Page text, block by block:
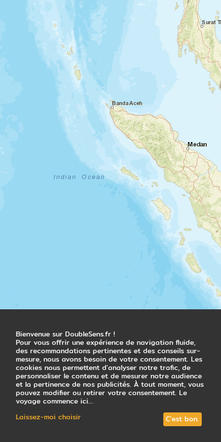
Découverte des temples de la plaine de
Bagan
Après le petit-déjeuner, flânerie au marché
très animé de Nyaung-U.
Visite des principaux temples et pagodes de
la première capitale de l’empire birman. Des
grottes, des monastères, ainsi que la visite
d’une fabrique de laque sont au programme.
En fin de journée, balade en calèche locale
parmi les temples anciens. Coucher de soleil
depuis un bateau privatisé sur le fleuve
Votre hébergement à Bagan : Thazin Garden
Bagan - Mont Popa - Nyaung U -
Après le petit déjeuner, excursion au Mont
ancien sanctuaire, haut lieu de pèlerinage
considéré comme la demeure des 37 esprits
tutélaires du pays, les « nats ».
Retour à Bagan en fin de matinée. Fin des
visites du site archéologique d’Old Bagan,
véritable musée à ciel ouvert. En fin d’après-
midi, transfert à l’aéroport et envol pour
Ngapali.
Accueil, transfert et installation à l’hôtel.
Bienvenue sur DoubleSens.fr !
Pour vous offrir une expérience de navigation fluide,
des recommandations pertinentes et des conseils sur-
mesure, nous avons besoin de votre consentement. Les
cookies nous permettent d'analyser notre trafic, de
personnaliser le contenu et de mesurer notre audience
et la pertinence de nos publicités. À tout moment, vous
pouvez modifier ou retirer votre consentement. Le
voyage commence ici…
Laissez-moi choisir
C'est bon.